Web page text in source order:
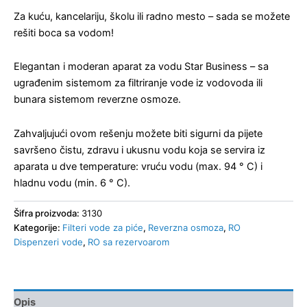
Za kuću, kancelariju, školu ili radno mesto – sada se možete
rešiti boca sa vodom!
Elegantan i moderan aparat za vodu Star Business – sa
ugrađenim sistemom za filtriranje vode iz vodovoda ili
bunara sistemom reverzne osmoze.
Zahvaljujući ovom rešenju možete biti sigurni da pijete
savršeno čistu, zdravu i ukusnu vodu koja se servira iz
aparata u dve temperature: vruću vodu (max. 94 ° C) i
hladnu vodu (min. 6 ° C).
Šifra proizvoda: 3130
Kategorije: Filteri vode za piće, Reverzna osmoza, RO
Dispenzeri vode, RO sa rezervoarom
Opis